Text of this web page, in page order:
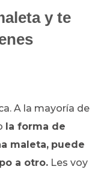
y te
A la mayoría de
la forma de
maleta, puede
a otro. Les voy